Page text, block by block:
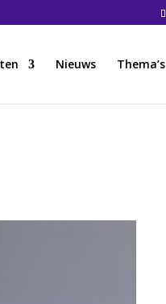
Nieuws Thema’s